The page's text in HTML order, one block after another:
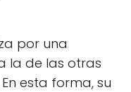
por una
la de las otras
esta forma, su